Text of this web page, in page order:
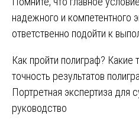
надежного и компетентного
ответственно подойти к
Навигация
по
записям
Как пройти полиграф? Какие
точность результатов
Портретная экспертиза для
руководство